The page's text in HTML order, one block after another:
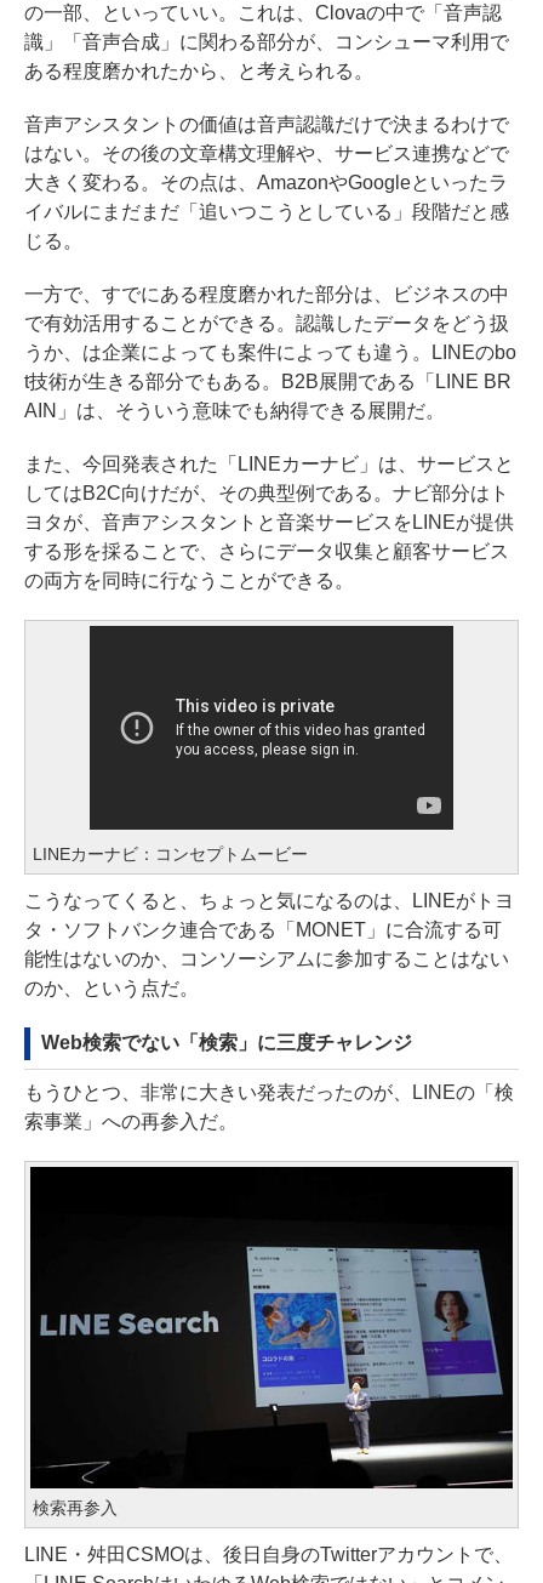
の一部、といっていい。これは、Clovaの中で「音声認
識」「音声合成」に関わる部分が、コンシューマ利用で
ある程度磨かれたから、と考えられる。
音声アシスタントの価値は音声認識だけで決まるわけで
はない。その後の文章構文理解や、サービス連携などで
大きく変わる。その点は、AmazonやGoogleといったラ
イバルにまだまだ「追いつこうとしている」段階だと感
じる。
一方で、すでにある程度磨かれた部分は、ビジネスの中
で有効活用することができる。認識したデータをどう扱
うか、は企業によっても案件によっても違う。LINEのbo
t技術が生きる部分でもある。B2B展開である「LINE BR
AIN」は、そういう意味でも納得できる展開だ。
また、今回発表された「LINEカーナビ」は、サービスと
してはB2C向けだが、その典型例である。ナビ部分はト
ヨタが、音声アシスタントと音楽サービスをLINEが提供
する形を採ることで、さらにデータ収集と顧客サービス
の両方を同時に行なうことができる。
LINEカーナビ：コンセプトムービー
こうなってくると、ちょっと気になるのは、LINEがトヨ
タ・ソフトバンク連合である「MONET」に合流する可
能性はないのか、コンソーシアムに参加することはない
のか、という点だ。
Web検索でない「検索」に三度チャレンジ
もうひとつ、非常に大きい発表だったのが、LINEの「検
索事業」への再参入だ。
検索再参入
LINE・舛田CSMOは、後日自身のTwitterアカウントで、